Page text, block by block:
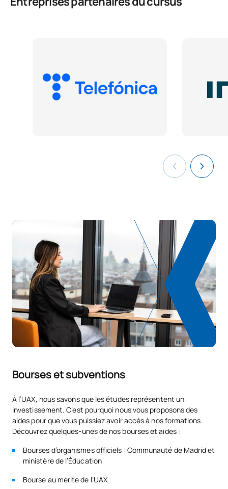
V0240218
développement
d'applications
multiplateformes
59
Code Caractère* ECTS
Cours optionnel 1
TOTAL: 1
Liste des cours optionnels
SUJETS ANNUELS
professionnel (GS)
V0240217 Cybersécurité OP
TOTAL: 5
Bourses et subventions
À l’UAX, nous savons que les études représentent un
investissement. C’est pourquoi nous vous proposons des
aides pour que vous puissiez avoir accès à nos formations.
Découvrez quelques-unes de nos bourses et aides :
Bourses d’organismes officiels : Communauté de Madrid et
ministère de l’Éducation
Bourse au mérite de l’UAX